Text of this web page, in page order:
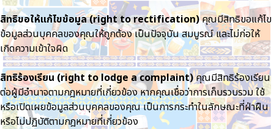
สิทธิขอให้แก้ไขข้อมูล (right to rectification)คุณมีสิทธิขอแก้ไข
ข้อมูลส่วนบุคคลของคุณให้ถูกต้อง เป็นปัจจุบัน สมบูรณ์ และไม่ก่อให้
เกิดความเข้าใจผิด
สิทธิร้องเรียน (right to lodge a complaint)คุณมีสิทธิร้องเรียน
ต่อผู้มีอำนาจตามกฎหมายที่เกี่ยวข้อง หากคุณเชื่อว่าการเก็บรวบรวม ใช้
หรือเปิดเผยข้อมูลส่วนบุคคลของคุณ เป็นการกระทำในลักษณะที่ฝ่าฝืน
หรือไม่ปฏิบัติตามกฎหมายที่เกี่ยวข้อง